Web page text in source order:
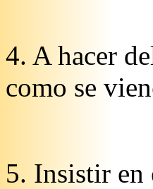
4. A hacer
como se
5. Insistir en